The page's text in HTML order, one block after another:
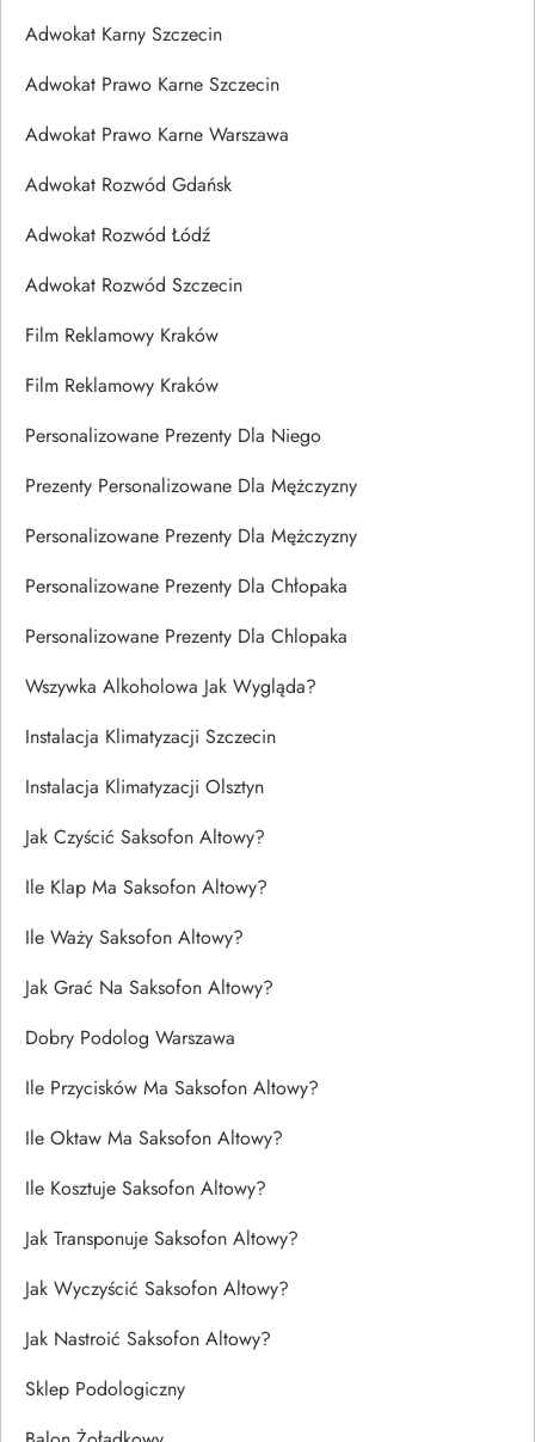
Adwokat Karny Szczecin
Adwokat Prawo Karne Szczecin
Adwokat Prawo Karne Warszawa
Adwokat Rozwód Gdańsk
Adwokat Rozwód Łódź
Adwokat Rozwód Szczecin
Film Reklamowy Kraków
Film Reklamowy Kraków
Personalizowane Prezenty Dla Niego
Prezenty Personalizowane Dla Mężczyzny
Personalizowane Prezenty Dla Mężczyzny
Personalizowane Prezenty Dla Chłopaka
Personalizowane Prezenty Dla Chlopaka
Wszywka Alkoholowa Jak Wygląda?
Instalacja Klimatyzacji Szczecin
Instalacja Klimatyzacji Olsztyn
Jak Czyścić Saksofon Altowy?
Ile Klap Ma Saksofon Altowy?
Ile Waży Saksofon Altowy?
Jak Grać Na Saksofon Altowy?
Dobry Podolog Warszawa
Ile Przycisków Ma Saksofon Altowy?
Ile Oktaw Ma Saksofon Altowy?
Ile Kosztuje Saksofon Altowy?
Jak Transponuje Saksofon Altowy?
Jak Wyczyścić Saksofon Altowy?
Jak Nastroić Saksofon Altowy?
Sklep Podologiczny